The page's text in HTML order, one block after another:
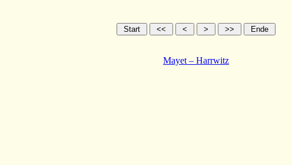
Mayet – Harrwitz